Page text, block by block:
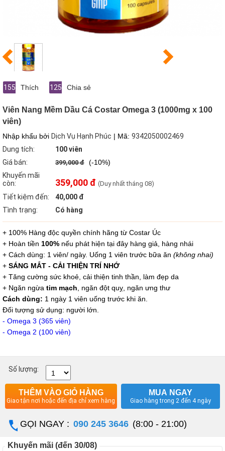
155 Thích 125 Chia sẻ
Viên Nang Mềm Dầu Cá Costar Omega 3 (1000mg x 100
viên)
Nhập khẩu bởi Dịch Vụ Hạnh Phúc | Mã: 9342050002469
Dung tích:
100 viên
Giá bán:
399,000 đ (-10%)
Khuyến mãi
còn:
359,000 đ (Duy nhất tháng 08)
Tiết kiệm đến:
40,000 đ
Tình trạng:
Có hàng
+ 100% Hàng độc quyền chính hãng từ Costar Úc
+ Hoàn tiền 100% nếu phát hiện tại đây hàng giả, hàng nhái
+ Cách dùng: 1 viên/ ngày. Uống 1 viên trước bữa ăn (không nhai)
+ SÁNG MẮT - CẢI THIỆN TRÍ NHỚ
+ Tăng cường sức khoẻ, cải thiện tinh thần, làm đẹp da
+ Ngăn ngừa tim mạch , ngăn đột quỵ, ngăn ưng thư
Cách dùng: 1 ngày 1 viên uống trước khi ăn.
Đối tượng sử dụng: người lớn.
- Omega 3 (365 viên)
- Omega 2 (100 viên)
Số lượng:
THÊM VÀO GIỎ HÀNG
Giao tận nơi hoặc đến địa chỉ xem hàng
MUA NGAY
Giao hàng trong 2 đến 4 ngày
GỌI NGAY : 090 245 3646 (8:00 - 21:00)
Khuyến mãi (đến 30/08)